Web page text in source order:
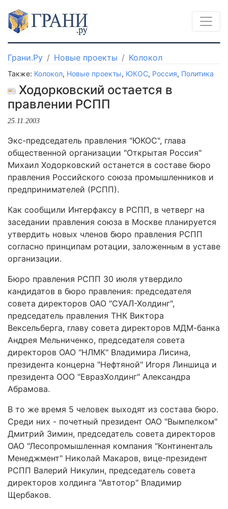
Грани.Ру Новые проекты Колокол
Также: Колокол, Новые проекты, ЮКОС, Россия, Политика
Ходорковский остается в
правлении РСПП
25.11.2003
Экс-председатель правления "ЮКОС", глава
общественной организации "Открытая Россия"
Михаил Ходорковский останется в составе бюро
правления Российского союза промышленников и
предпринимателей (РСПП).
Как сообщили Интерфаксу в РСПП, в четверг на
заседании правления союза в Москве планируется
утвердить новых членов бюро правления РСПП
согласно принципам ротации, заложенным в уставе
организации.
Бюро правления РСПП 30 июля утвердило
кандидатов в бюро правления: председателя
совета директоров ОАО "СУАЛ-Холдинг",
председатель правления ТНК Виктора
Вексельберга, главу совета директоров МДМ-банка
Андрея Мельниченко, председателя совета
директоров ОАО "НЛМК" Владимира Лисина,
президента концерна "Нефтяной" Игоря Линшица и
президента ООО "ЕвразХолдинг" Александра
Абрамова.
В то же время 5 человек выходят из состава бюро.
Среди них - почетный президент ОАО "Вымпелком"
Дмитрий Зимин, председатель совета директоров
ОАО "Лесопромышленная компания "Континенталь
Менеджмент" Николай Макаров, вице-президент
РСПП Валерий Никулин, председатель совета
директоров холдинга "Автотор" Владимир
Щербаков.